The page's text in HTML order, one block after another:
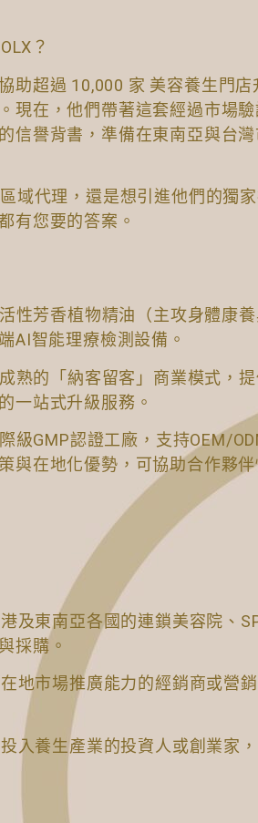
？
助超過 10,000 家 美容養生門店
現在，他們帶著這套經過市場
信譽背書，準備在東南亞與台
域代理，還是想引進他們的獨
有您要的答案。
性芳香植物精油（主攻身體康
AI智能理療檢測設備。
熟的「納客留客」商業模式，
一站式升級服務。
級GMP認證工廠，支持OEM/
與在地化優勢，可協助合作夥
及東南亞各國的連鎖美容院、
採購。
地市場推廣能力的經銷商或營銷
入養生產業的投資人或創業家